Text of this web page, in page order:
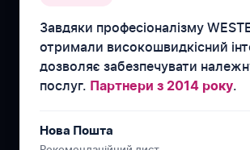
Завдяки професіоналізму
отримали високошвидкісний
дозволяє забезпечувати
послуг. Партнери з 2014 року.
Нова Пошта